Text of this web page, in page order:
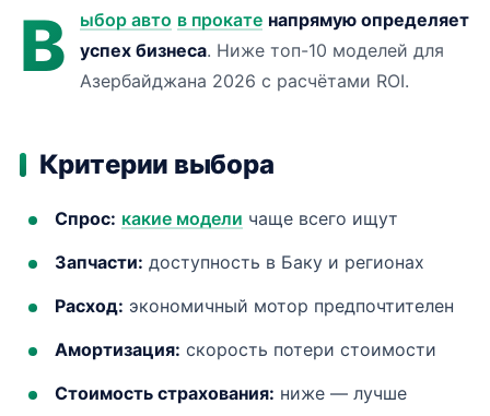
В ыбор авто в прокате напрямую определяет
успех бизнеса. Ниже топ-10 моделей для
Азербайджана 2026 с расчётами ROI.
Критерии выбора
Спрос: какие модели чаще всего ищут
Запчасти: доступность в Баку и регионах
Расход: экономичный мотор предпочтителен
Амортизация: скорость потери стоимости
Стоимость страхования: ниже — лучше